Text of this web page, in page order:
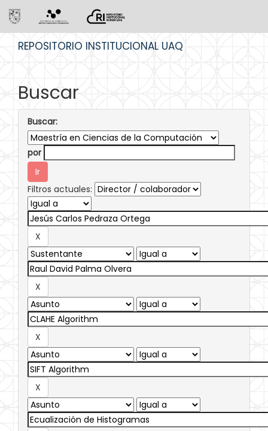
REPOSITORIO INSTITUCIONAL UAQ
Buscar
Buscar:
por
Filtros actuales: